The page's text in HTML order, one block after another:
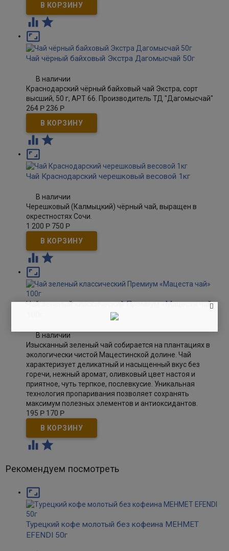
 

Чай чёрный байховый Экстра Дагомысчай 50г
В наличии
Краснодарский чёрный байховый чай Экстра, сорт
высший, 50 г, АРТ 66. Производитель ТД "Дагомысчай"
264 Р 236 Р
 

Чай Краснодарский черешковый весовой 1кг
В наличии
Черешковый (Калмыцкий) чёрный чай, выращен в
окрестностях Сочи.
1 200 Р 750 Р
 

Чай зеленый классический Премиум «Мацеста чай»
В наличии
Изысканный зеленый чай собирается на плантациях в
экологически чистой Мацестинской долине. Чай
характеризует деликатный и насыщенный вкус без
горечи, нежный аромат, оливковый цвет настоя и
приятное, чуть терпкое, послевкусие. Уникальная
технология пропаривания позволяет сохранять
максимум полезных элементов и антиоксидантов.
195 Р 170 Р
 
Рекомендуем посмотреть

Турецкий кофе молотый без кофеина MEHMET
EFENDI 50г